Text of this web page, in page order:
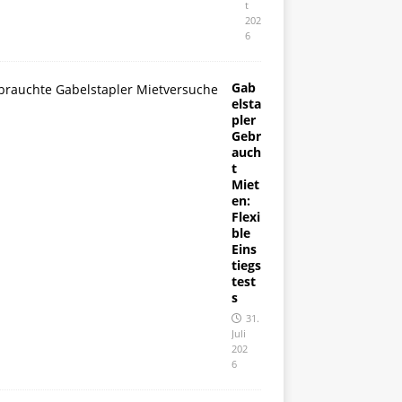
t
202
6
Gab
elsta
pler
Gebr
auch
t
Miet
en:
Flexi
ble
Eins
tiegs
test
s
31.
Juli
202
6